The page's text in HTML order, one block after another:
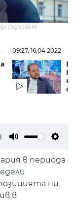
съдържат
09:27, 16.04.2022
в периода
ни
в